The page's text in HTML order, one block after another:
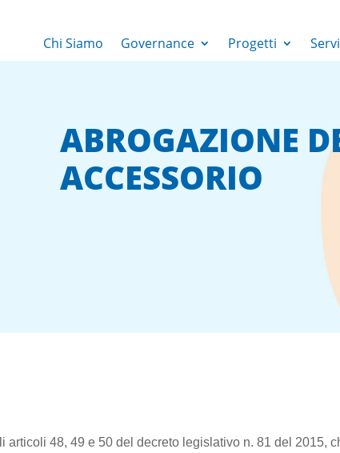
Chi Siamo Governance Progetti
ABROGAZIONE
ACCESSORIO
articoli 48, 49 e 50 del decreto legislativo n. 81 del